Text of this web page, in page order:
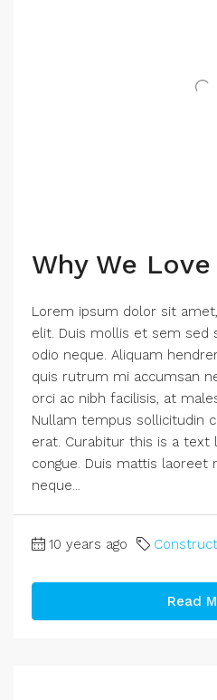
Why We
Lorem ipsum dolor sit
elit. Duis mollis et sem sed
odio neque. Aliquam
quis rutrum mi accumsan
orci ac nibh facilisis, at
Nullam tempus sollicitudin
erat. Curabitur this is a text
congue. Duis mattis laoreet
neque...
10 years ago
Read